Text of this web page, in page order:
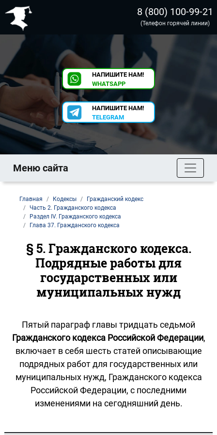
8 (800) 100-99-21
(Телефон горячей линии)
НАПИШИТЕ НАМ!
WHATSAPP
НАПИШИТЕ НАМ!
TELEGRAM
Меню сайта
Главная Кодексы
Гражданский кодекс
Часть 2. Гражданского кодекса
Раздел IV. Гражданского кодекса
Глава 37. Гражданского кодекса
§ 5. Гражданского кодекса.
Подрядные работы для
государственных или
муниципальных нужд
Пятый параграф главы тридцать седьмой
Гражданского кодекса Российской Федерации,
включает в себя шесть статей описывающие
подрядных работ для государственных или
муниципальных нужд, Гражданского кодекса
Российской Федерации, с последними
изменениями на сегодняшний день.